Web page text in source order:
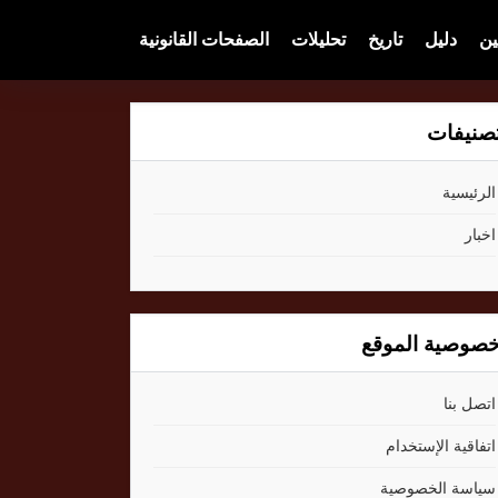
دليل تاريخ تحليلات الصفحات القانونية
الرئيسية
اخبار
الموقع
اتصل بنا
اتفاقية الإستخدام
سياسة الخصوصية